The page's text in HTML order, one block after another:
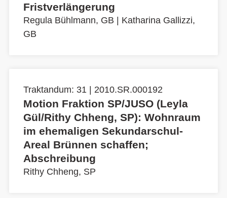
Fristverlängerung
Regula Bühlmann, GB
Katharina Gallizzi,
GB
Traktandum: 31 | 2010.SR.000192
Motion Fraktion SP/JUSO (Leyla
Gül/Rithy Chheng, SP): Wohnraum
im ehemaligen Sekundarschul-
Areal Brünnen schaffen;
Abschreibung
Rithy Chheng, SP